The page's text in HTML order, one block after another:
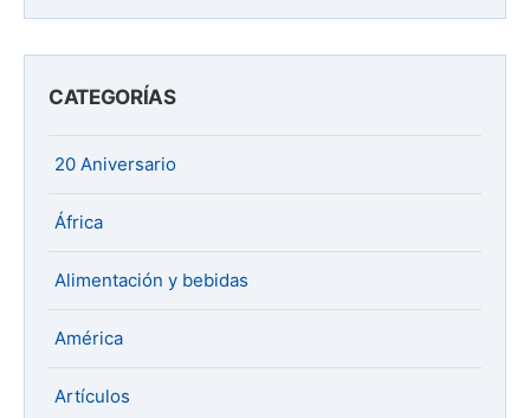
CATEGORÍAS
20 Aniversario
África
Alimentación y bebidas
América
Artículos